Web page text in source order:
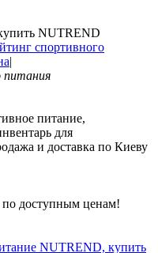
NUTREND
спортивного
|
питания
питание,
для
и доставка по Киеву
по доступным ценам!